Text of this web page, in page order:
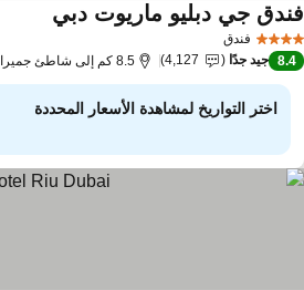
فندق
جي دبليو ماريوت دبيمشاهدة
8.4 جيد جدًا 4,127 8.5 كم إلى شاطئ جميرا
اختر التواريخ لمشاهدة الأسعار المحددة